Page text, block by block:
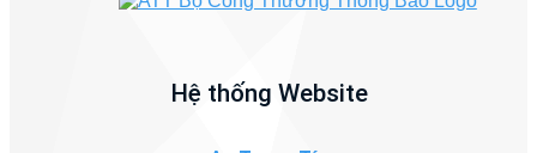
Hệ thống Website